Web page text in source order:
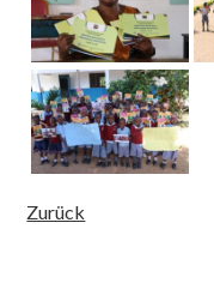
Zurück